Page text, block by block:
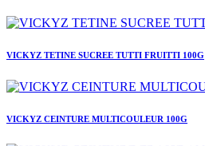
VICKYZ TETINE SUCREE TUTTI FRUITTI 100G
VICKYZ CEINTURE MULTICOULEUR 100G